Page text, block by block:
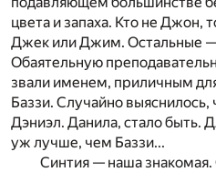
цвета и запаха. Кто не Джон,
Джек или Джим. Остальные
Обаятельную
звали именем, приличным
Баззи. Случайно
Дэниэл. Данила, стало быть.
уж лучше, чем Баззи...
Синтия — наша